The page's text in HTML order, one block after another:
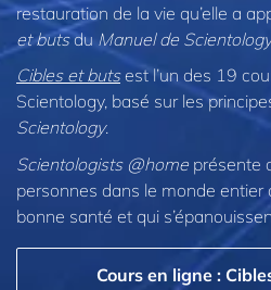
restauration de la vie qu’elle a
et butsdu Manuel de Scientology
Cibles et butsest l’un des 19
Scientology, basé sur les
Scientology.
Scientologists @home présente
personnes dans le monde entier
bonne santé et qui
Cours en ligne :